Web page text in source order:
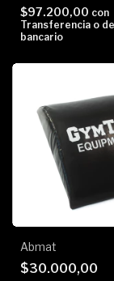
$97.200,00 con
Transferencia o
bancario
Abmat
$30.000,00